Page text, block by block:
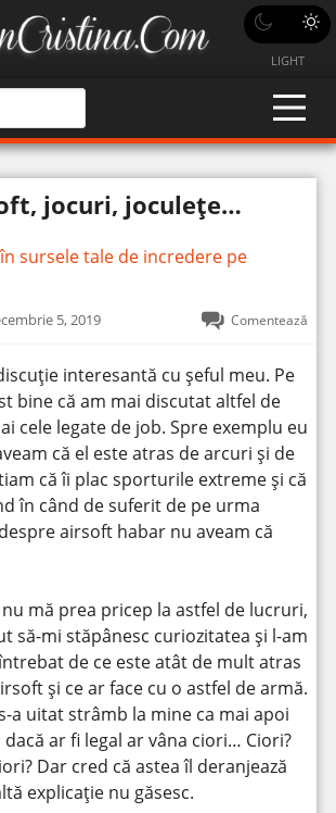
LIGHT
jocuri, joculețe…
sursele tale de incredere pe
5, 2019 Comentează
interesantă cu șeful meu. Pe
bine că am mai discutat altfel de
cele legate de job. Spre exemplu eu
că el este atras de arcuri și de
că îi plac sporturile extreme și că
în când de suferit de pe urma
airsoft habar nu aveam că
mă prea pricep la astfel de lucruri,
să-mi stăpânesc curiozitatea și l-am
de ce este atât de mult atras
și ce ar face cu o astfel de armă.
a uitat strâmb la mine ca mai apoi
ar fi legal ar vâna ciori… Ciori?
Dar cred că astea îl deranjează
explicaţie nu găsesc.